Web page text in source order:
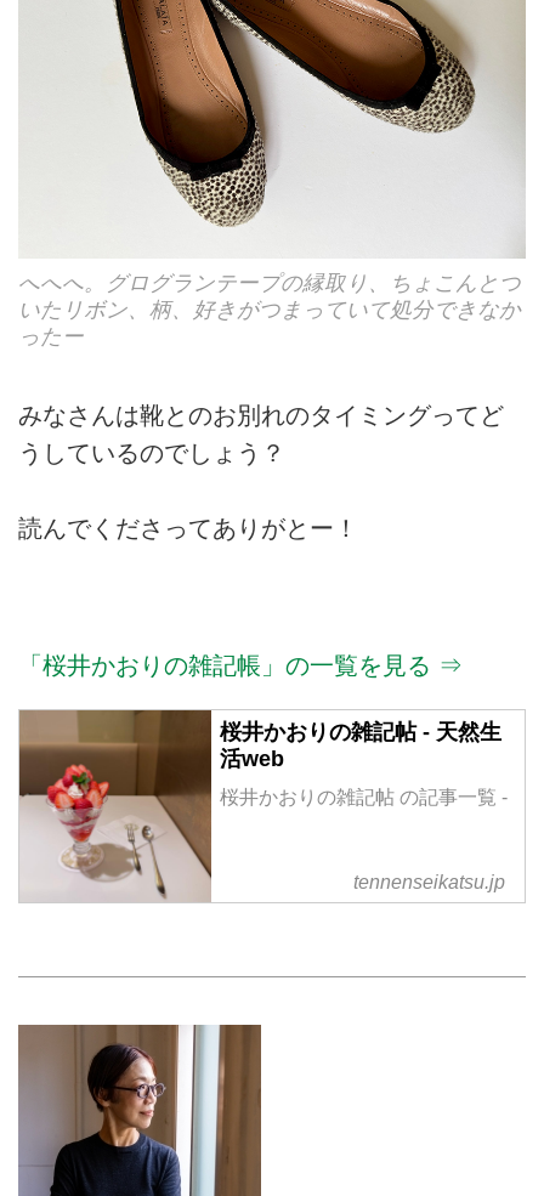
へへへ。グログランテープの縁取り、ちょこんとつ
いたリボン、柄、好きがつまっていて処分できなか
ったー
みなさんは靴とのお別れのタイミングってど
うしているのでしょう？
読んでくださってありがとー！
「桜井かおりの雑記帳」の一覧を見る ⇒
桜井かおりの雑記帖 - 天然生
活web
桜井かおりの雑記帖 の記事一覧 -
tennenseikatsu.jp